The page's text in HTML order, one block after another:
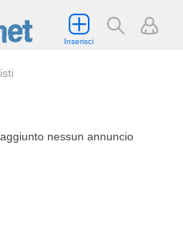
Inserisci
nessun annuncio